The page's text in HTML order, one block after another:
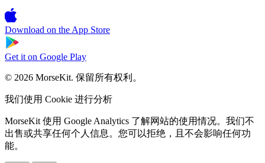
Download on the App Store
Get it on Google Play
© 2026 MorseKit. 保留所有权利。
我们使用 Cookie 进行分析
MorseKit 使用 Google Analytics 了解网站的使用情况。我们不
出售或共享任何个人信息。您可以拒绝，且不会影响任何功
能。